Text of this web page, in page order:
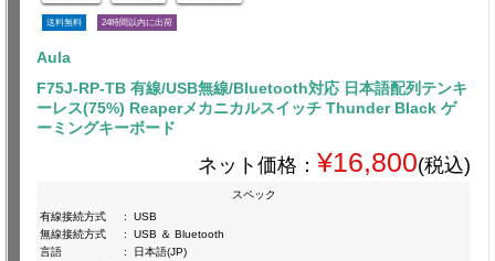
送料無料 24時間以内に出荷
Aula
F75J-RP-TB 有線/USB無線/Bluetooth対応 日本語配列テンキ
ーレス(75%) Reaperメカニカルスイッチ Thunder Black ゲ
ーミングキーボード
ネット価格： ¥16,800(税込)
スペック
有線接続方式
:
USB
無線接続方式
:
USB ＆ Bluetooth
言語
:
日本語(JP)